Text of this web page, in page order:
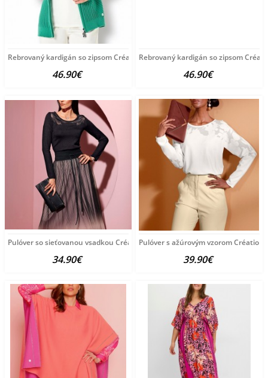
Rebrovaný kardigán so zipsom Création L Premium, zelená
46.90€
Rebrovaný kardigán so zipsom
46.90€
Pulóver so sieťovanou vsadkou Création L, čierny
34.90€
Pulóver s ažúrovým vzorom Création
39.90€